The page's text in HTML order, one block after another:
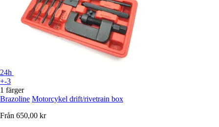
24h
+-3
1 färger
Brazoline Motorcykel drift/rivetrain box
Från 650,00 kr